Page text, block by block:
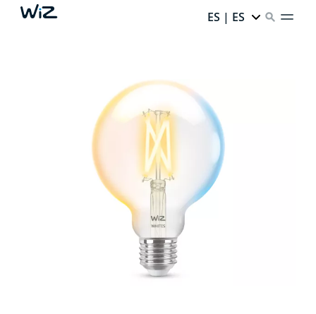
ES | ES